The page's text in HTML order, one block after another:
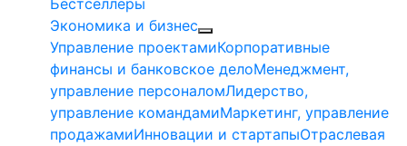
Бестселлеры
Экономика и бизнес
Управление проектамиКорпоративные
финансы и банковское делоМенеджмент,
управление персоналомЛидерство,
управление командамиМаркетинг, управление
продажамиИнновации и стартапыОтраслевая